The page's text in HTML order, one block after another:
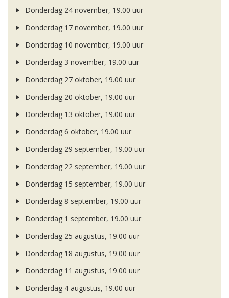
Donderdag 24 november, 19.00 uur
Donderdag 17 november, 19.00 uur
Donderdag 10 november, 19.00 uur
Donderdag 3 november, 19.00 uur
Donderdag 27 oktober, 19.00 uur
Donderdag 20 oktober, 19.00 uur
Donderdag 13 oktober, 19.00 uur
Donderdag 6 oktober, 19.00 uur
Donderdag 29 september, 19.00 uur
Donderdag 22 september, 19.00 uur
Donderdag 15 september, 19.00 uur
Donderdag 8 september, 19.00 uur
Donderdag 1 september, 19.00 uur
Donderdag 25 augustus, 19.00 uur
Donderdag 18 augustus, 19.00 uur
Donderdag 11 augustus, 19.00 uur
Donderdag 4 augustus, 19.00 uur